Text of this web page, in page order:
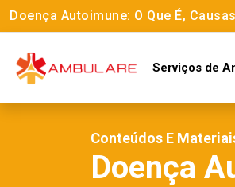
Doença Autoimune: O Que É,
Serviços de
Conteúdos E
Doença